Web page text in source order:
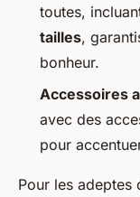
toutes,
tailles,
bonheur.
Accessoires
avec des
pour
Pour les adeptes